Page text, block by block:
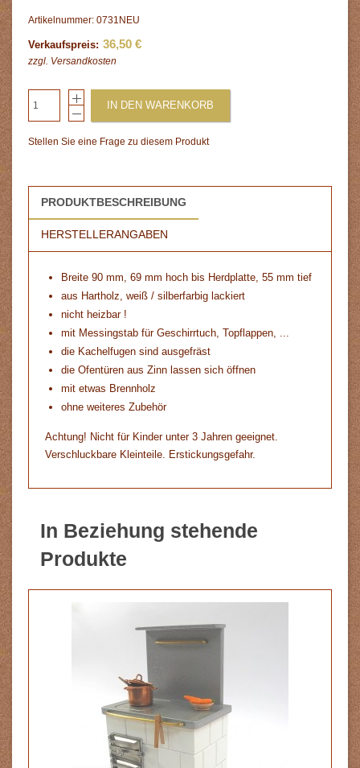
Artikelnummer: 0731NEU
Verkaufspreis: 36,50 €
zzgl. Versandkosten
IN DEN WARENKORB
Stellen Sie eine Frage zu diesem Produkt
PRODUKTBESCHREIBUNG
HERSTELLERANGABEN
Breite 90 mm, 69 mm hoch bis Herdplatte, 55 mm tief
aus Hartholz, weiß / silberfarbig lackiert
nicht heizbar !
mit Messingstab für Geschirrtuch, Topflappen, ...
die Kachelfugen sind ausgefräst
die Ofentüren aus Zinn lassen sich öffnen
mit etwas Brennholz
ohne weiteres Zubehör
Achtung! Nicht für Kinder unter 3 Jahren geeignet.
Verschluckbare Kleinteile. Erstickungsgefahr.
In Beziehung stehende
Produkte